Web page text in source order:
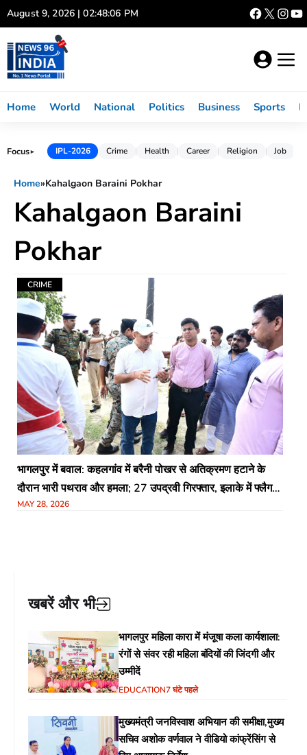
Skip
to
content
August 9, 2026 | 02:48:06 PM
Home World National Politics Business Sports
Focus► IPL-2026 Crime Health Career Religion Job
Home»Kahalgaon Baraini Pokhar
Kahalgaon Baraini
Pokhar
CRIME
भागलपुर में बवाल: कहलगांव में बरैनी पोखर से अतिक्रमण हटाने के
दौरान भारी पथराव और हमला; 27 उपद्रवी गिरफ्तार, इलाके में फ्लैग
मार्च
MAY 28, 2026
खबरें और भी
भागलपुर महिला कारा में मंजूषा कला कार्यशाला:
रंगों से संवर रही महिला बंदियों की जिंदगी और
उम्मीदें
EDUCATION7 घंटे पहले
मुख्यमंत्री जनविस्वाश अभियान की समीक्षा,मुख्य
सचिव अशोक वर्णवाल ने वीडियो कांफ्रेंसिंग से